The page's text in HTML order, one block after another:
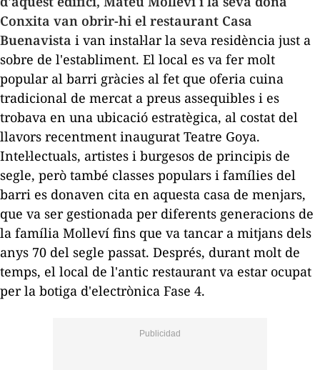
Conxita van obrir-hi el restaurant Casa
Buenavista i van instal·lar la seva residència just a
sobre de l'establiment. El local es va fer molt
popular al barri gràcies al fet que oferia cuina
tradicional de mercat a preus assequibles i es
trobava en una ubicació estratègica, al costat del
llavors recentment inaugurat Teatre Goya.
Intel·lectuals, artistes i burgesos de principis de
segle, però també classes populars i famílies del
barri es donaven cita en aquesta casa de menjars,
que va ser gestionada per diferents generacions de
la família Molleví fins que va tancar a mitjans dels
anys 70 del segle passat. Després, durant molt de
temps, el local de l'antic restaurant va estar ocupat
per la botiga d'electrònica Fase 4.